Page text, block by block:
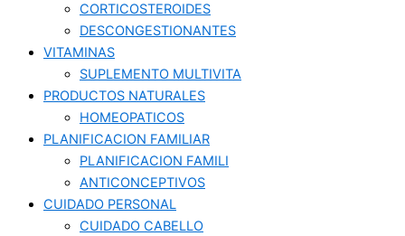
CORTICOSTEROIDES
DESCONGESTIONANTES
VITAMINAS
SUPLEMENTO MULTIVITA
PRODUCTOS NATURALES
HOMEOPATICOS
PLANIFICACION FAMILIAR
PLANIFICACION FAMILI
ANTICONCEPTIVOS
CUIDADO PERSONAL
CUIDADO CABELLO